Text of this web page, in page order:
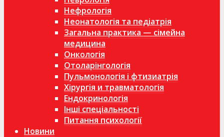
Нефрологія
Неонатологія та педіатрія
Загальна практика — сімейна
медицина
Онкологія
Отоларінгологія
Пульмонологія і фтизиатрія
Хірургія и травматологія
Ендокринологія
Інші спеціальності
Питання психології
Новини